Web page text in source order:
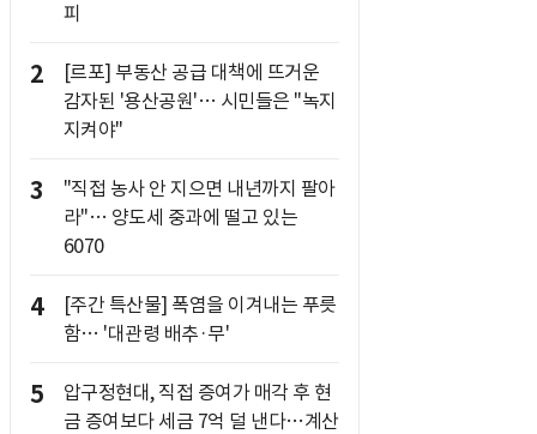
피
2
[르포] 부동산 공급 대책에 뜨거운
감자된 '용산공원'… 시민들은 "녹지
지켜야"
3
"직접 농사 안 지으면 내년까지 팔아
라"… 양도세 중과에 떨고 있는
6070
4
[주간 특산물] 폭염을 이겨내는 푸릇
함… '대관령 배추·무'
5
압구정현대, 직접 증여가 매각 후 현
금 증여보다 세금 7억 덜 낸다…계산